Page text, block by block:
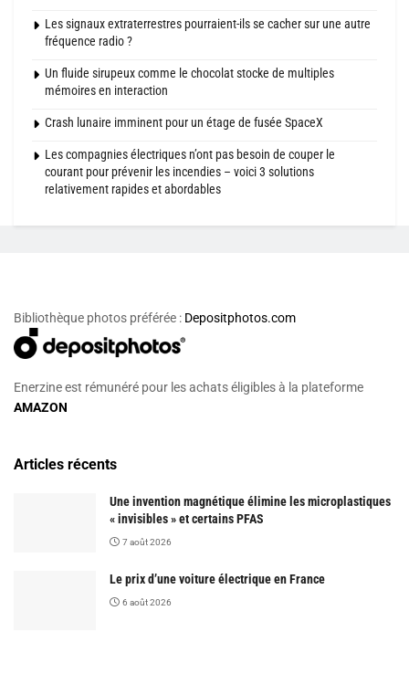
Les signaux extraterrestres pourraient-ils se cacher sur une autre
fréquence radio ?
Un fluide sirupeux comme le chocolat stocke de multiples
mémoires en interaction
Crash lunaire imminent pour un étage de fusée SpaceX
Les compagnies électriques n’ont pas besoin de couper le
courant pour prévenir les incendies – voici 3 solutions
relativement rapides et abordables
Bibliothèque photos préférée : Depositphotos.com
Enerzine est rémunéré pour les achats éligibles à la plateforme
AMAZON
Articles récents
Une invention magnétique élimine les microplastiques
« invisibles » et certains PFAS
7 août 2026
Le prix d’une voiture électrique en France
6 août 2026